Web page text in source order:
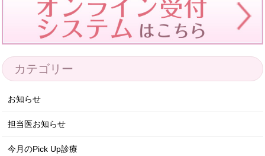
カテゴリー
お知らせ
担当医お知らせ
今月のPick Up診療